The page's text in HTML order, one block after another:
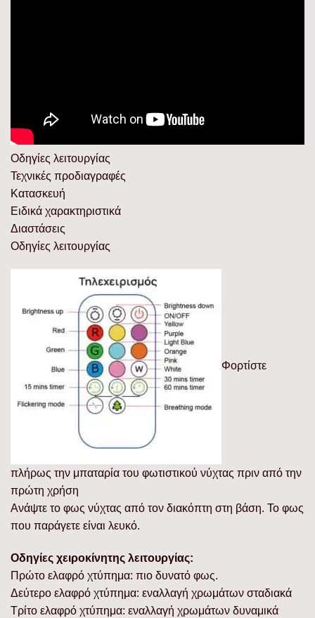
Οδηγίες λειτουργίας
Τεχνικές προδιαγραφές
Κατασκευή
Ειδικά χαρακτηριστικά
Διαστάσεις
Οδηγίες λειτουργίας
Φορτίστε
πλήρως την μπαταρία του φωτιστικού νύχτας πριν από την
πρώτη χρήση
Ανάψτε το φως νύχτας από τον διακόπτη στη βάση. Το φως
που παράγετε είναι λευκό.
Οδηγίες χειροκίνητης λειτουργίας:
Πρώτο ελαφρό χτύπημα: πιο δυνατό φως.
Δεύτερο ελαφρό χτύπημα: εναλλαγή χρωμάτων σταδιακά
Τρίτο ελαφρό χτύπημα: εναλλαγή χρωμάτων δυναμικά